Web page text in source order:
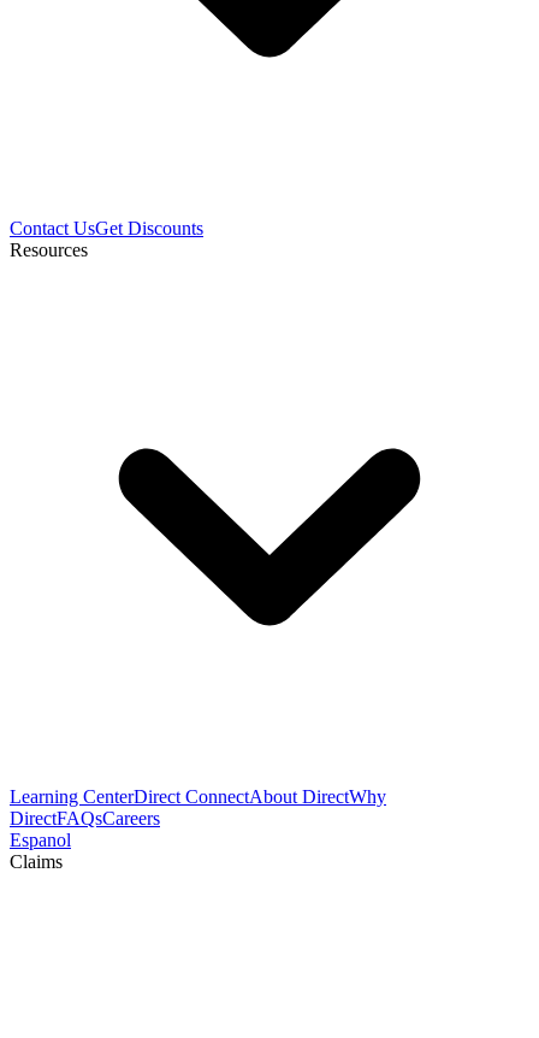
Contact UsGet Discounts
Resources
Learning CenterDirect ConnectAbout DirectWhy
DirectFAQsCareers
Espanol
Claims